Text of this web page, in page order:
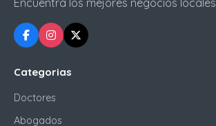
Encuentra los mejores negocios locales
Categorias
Doctores
Abogados